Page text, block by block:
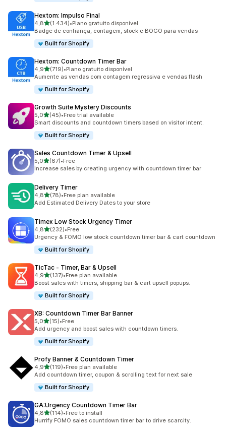
Hextom: Impulso Final
4,8de 5 estrelas
(1.434)
1434 total de avaliações
•Plano gratuito disponível
Badge de confiança, contagem, stock e BOGO para vendas
Built for Shopify
Hextom: Countdown Timer Bar
4,9de 5 estrelas
(719)
719 total de avaliações
•Plano gratuito disponível
Aumente as vendas com contagem regressiva e vendas flash
Built for Shopify
Growth Suite Mystery Discounts
5,0de 5 estrelas
(45)
45 total de avaliações
•Free trial available
Smart discounts and countdown timers based on visitor intent.
Built for Shopify
Sales Countdown Timer & Upsell
5,0de 5 estrelas
(67)
67 total de avaliações
•Free
Increase sales by creating urgency with countdown timer bar
Delivery Timer
4,8de 5 estrelas
(78)
78 total de avaliações
•Free plan available
Add Estimated Delivery Dates to your store
Timex Low Stock Urgency Timer
4,8de 5 estrelas
(232)
232 total de avaliações
•Free
Urgency & FOMO low stock countdown timer bar & cart countdown
Built for Shopify
TicTac ‑ Timer, Bar & Upsell
4,9de 5 estrelas
(137)
137 total de avaliações
•Free plan available
Boost sales with timers, shipping bar & cart upsell popups.
Built for Shopify
XB: Countdown Timer Bar Banner
5,0de 5 estrelas
(15)
15 total de avaliações
•Free
Add urgency and boost sales with countdown timers.
Built for Shopify
Profy Banner & Countdown Timer
4,9de 5 estrelas
(119)
119 total de avaliações
•Free plan available
Add countdown timer, coupon & scrolling text for next sale
Built for Shopify
GA:Urgency Countdown Timer Bar
4,8de 5 estrelas
(114)
114 total de avaliações
•Free to install
Hurrify FOMO sales countdown timer bar to drive scarcity.